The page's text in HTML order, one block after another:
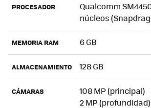
PROCESADOR
Qualcomm
núcleos
MEMORIA RAM 6 GB
ALMACENAMIENTO 128 GB
CÁMARAS
108 MP (principal)
2 MP (profundidad)